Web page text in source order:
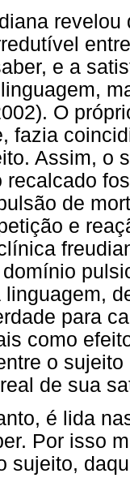
e a
O
fazia
Assim, o
recalcado
de
e
para
como
o
de sua
é lida
Por isso
sujeito,